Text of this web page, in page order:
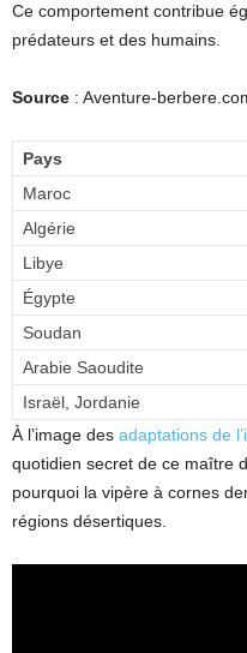
Ce comportement contribue
prédateurs et des humains.
Source : Aventure-
Pays
Maroc
Algérie
Libye
Égypte
Soudan
Arabie Saoudite
Israël, Jordanie
À l’image des adaptations de
quotidien secret de ce maître
pourquoi la vipère à cornes
régions désertiques.